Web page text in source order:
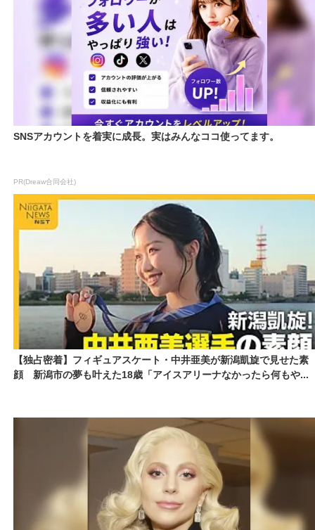
SNSアカウントを着実に成長。実はみんなココ使ってます。
PR(Dreaw合同会社)
【独占密着】フィギュアスケート・中井亜美が新潟凱旋で見せた素
顔 新潟市の夢も叶えた18歳「アイスアリーナなかったら何もや...